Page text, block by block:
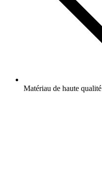
Matériau de haute qualité